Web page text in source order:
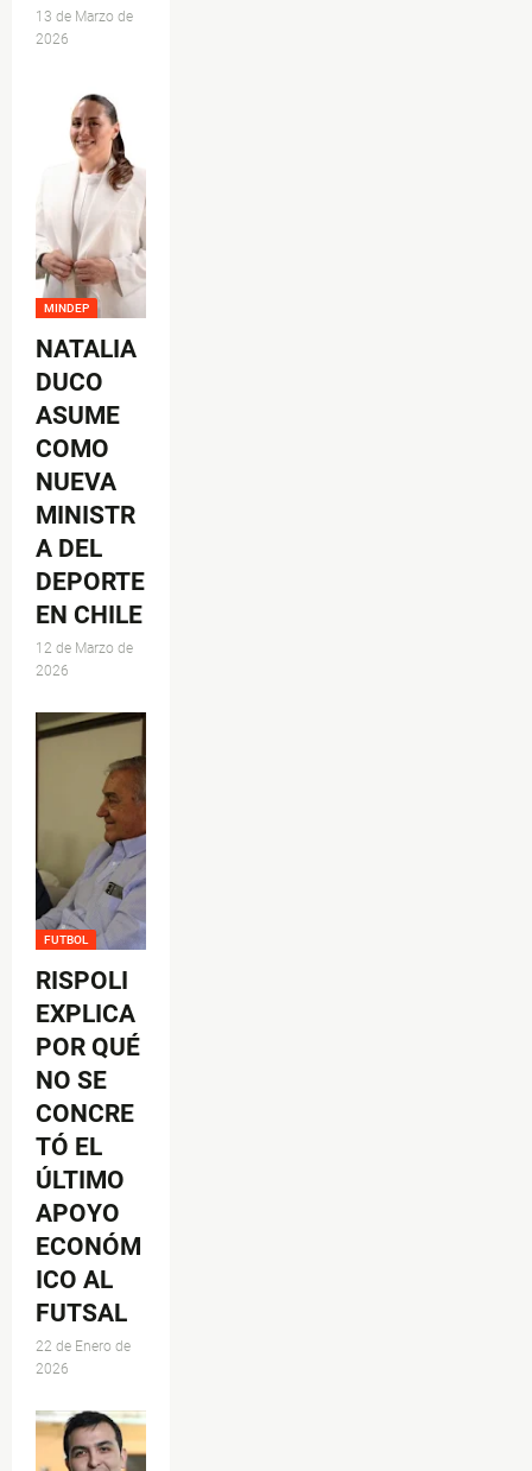
13 de Marzo de
2026
MINDEP
NATALIA
DUCO
ASUME
COMO
NUEVA
MINISTR
A DEL
DEPORTE
EN CHILE
12 de Marzo de
2026
FUTBOL
RISPOLI
EXPLICA
POR QUÉ
NO SE
CONCRE
TÓ EL
ÚLTIMO
APOYO
ECONÓM
ICO AL
FUTSAL
22 de Enero de
2026